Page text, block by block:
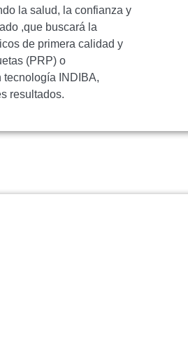
la salud, la confianza y
,que buscará la
de primera calidad y
(PRP) o
tecnología INDIBA,
resultados.